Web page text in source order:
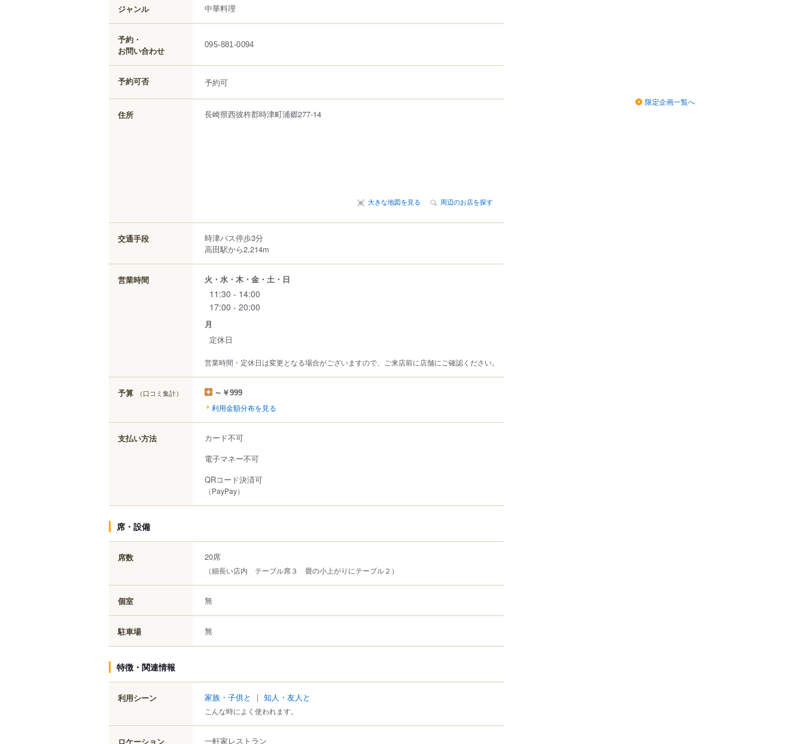
ジャンル 中華料理
予約・
お問い合わせ
095-881-0094
予約可否 予約可
住所 長崎県西彼杵郡時津町浦郷277-14
大きな地図を見る 周辺のお店を探す
交通手段
時津バス停歩3分
高田駅から2,214m
営業時間 火・水・木・金・土・日
11:30 - 14:00
17:00 - 20:00
月
定休日
営業時間・定休日は変更となる場合がございますので、ご来店前に店舗にご確認ください。
予算 （口コミ集計） ～￥999
利用金額分布を見る
支払い方法
カード不可
電子マネー不可
QRコード決済可
（PayPay）
席・設備
席数 20席
（細長い店内 テーブル席３ 畳の小上がりにテーブル２）
個室 無
駐車場 無
特徴・関連情報
利用シーン 家族・子供と ｜ 知人・友人と
こんな時によく使われます。
ロケーション 一軒家レストラン
限定企画一覧へ